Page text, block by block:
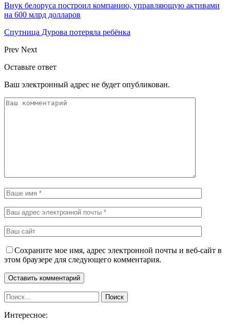
Внук белоруса построил компанию, управляющую активами
на 600 млрд долларов
Спутница Дурова потеряла ребёнка
Prev Next
Оставьте ответ
Ваш электронный адрес не будет опубликован.
Сохраните мое имя, адрес электронной почты и веб-сайт в
этом браузере для следующего комментария.
Интересное: